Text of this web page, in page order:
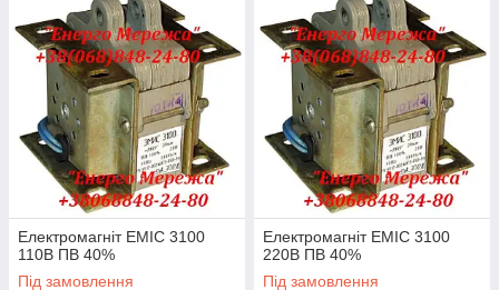
Електромагніт ЕМІС 3100
110В ПВ 40%
Під замовлення
Електромагніт ЕМІС 3100
220В ПВ 40%
Під замовлення